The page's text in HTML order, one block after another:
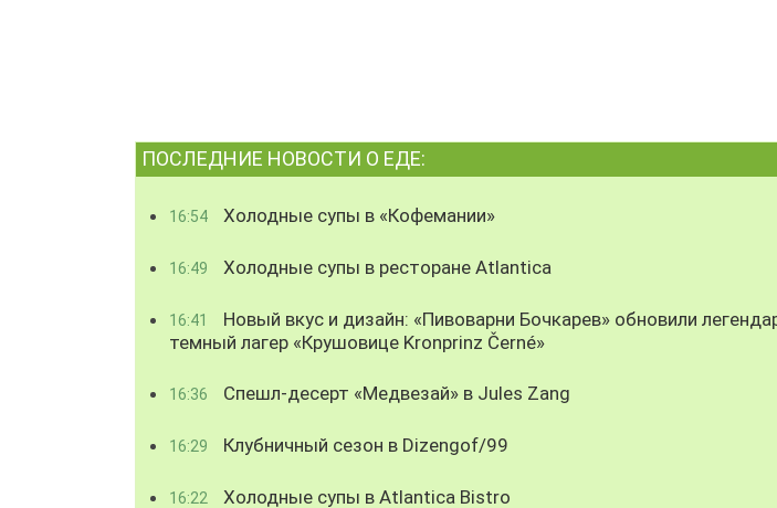
ПОСЛЕДНИЕ НОВОСТИ О ЕДЕ:
16:54 Холодные супы в «Кофемании»
16:49 Холодные супы в ресторане Atlantica
16:41
Новый вкус и дизайн: «Пивоварни Бочкарев» обновили
темный лагер «Крушовице Kronprinz Černé»
16:36 Спешл-десерт «Медвезай» в Jules Zang
16:29 Клубничный сезон в Dizengof/99
16:22 Холодные супы в Atlantica Bistro